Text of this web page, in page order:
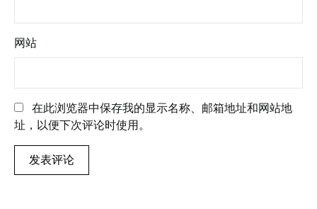
网站
在此浏览器中保存我的显示名称、邮箱地址和网站地
址，以便下次评论时使用。